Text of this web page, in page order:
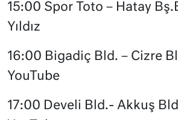
15:00 Spor Toto – Hatay
Yıldız
16:00 Bigadiç Bld. – Cizre
YouTube
17:00 Develi Bld.- Akkuş